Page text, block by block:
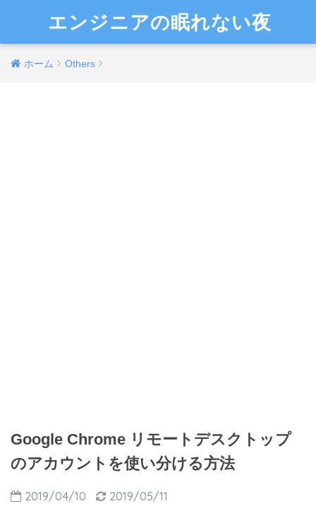
エンジニアの眠れない夜
ホーム Others
Google Chrome リモートデスクトップ
のアカウントを使い分ける方法
2019/04/10 2019/05/11